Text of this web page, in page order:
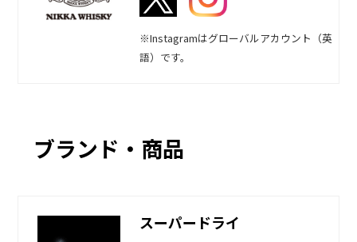
※Instagramはグローバルアカウント（英
語）です。
ブランド・商品
スーパードライ